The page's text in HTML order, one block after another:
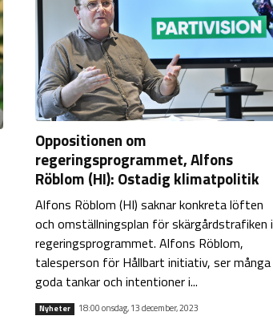
Oppositionen om
regeringsprogrammet, Alfons
Röblom (HI): Ostadig klimatpolitik
Alfons Röblom (HI) saknar konkreta löften
och omställningsplan för skärgårdstrafiken i
regeringsprogrammet. Alfons Röblom,
talesperson för Hållbart initiativ, ser många
goda tankar och intentioner i...
Nyheter 18:00 onsdag, 13 december, 2023